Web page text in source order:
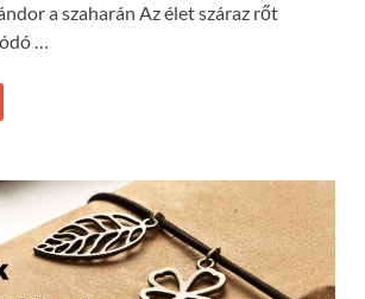
a szaharán Az élet száraz rőt
…